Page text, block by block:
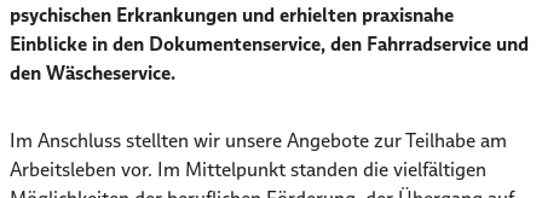
psychischen Erkrankungen und erhielten praxisnahe
Einblicke in den Dokumentenservice, den Fahrradservice und
den Wäscheservice.
Im Anschluss stellten wir unsere Angebote zur Teilhabe am
Arbeitsleben vor. Im Mittelpunkt standen die vielfältigen